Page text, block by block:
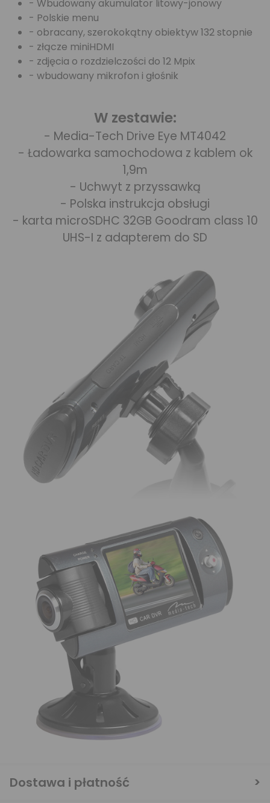
- Wbudowany akumulator litowy-jonowy
- Polskie menu
- obracany, szerokokątny obiektyw 132 stopnie
- złącze miniHDMI
- zdjęcia o rozdzielczości do 12 Mpix
- wbudowany mikrofon i głośnik
W zestawie:
- Media-Tech Drive Eye MT4042
- Ładowarka samochodowa z kablem ok
1,9m
- Uchwyt z przyssawką
- Polska instrukcja obsługi
- karta microSDHC 32GB Goodram class 10
UHS-I z adapterem do SD
Dostawa i płatność